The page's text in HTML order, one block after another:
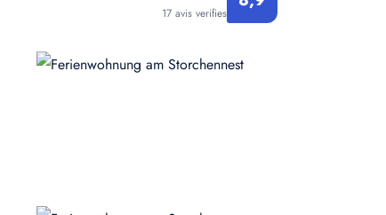
17 avis verifies